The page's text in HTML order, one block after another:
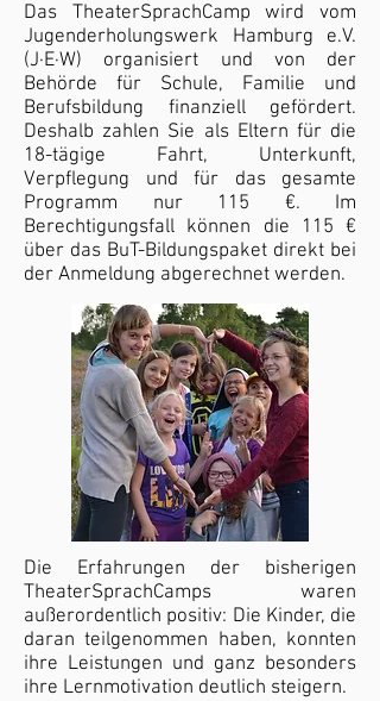
Das TheaterSprachCamp wird vom
Jugenderholungswerk Hamburg e.V.
(J·E·W) organisiert und von der
Behörde für Schule, Familie und
Berufsbildung finanziell gefördert.
Deshalb zahlen Sie als Eltern für die
18-tägige Fahrt, Unterkunft,
Verpflegung und für das gesamte
Programm nur 115 €. Im
Berechtigungsfall können die 115 €
über das BuT-Bildungspaket direkt bei
der Anmeldung abgerechnet werden.
Die Erfahrungen der bisherigen
TheaterSprachCamps waren
außerordentlich positiv: Die Kinder, die
daran teilgenommen haben, konnten
ihre Leistungen und ganz besonders
ihre Lernmotivation deutlich steigern.